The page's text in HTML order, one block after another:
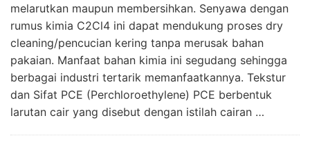
melarutkan maupun membersihkan. Senyawa dengan
rumus kimia C2Cl4 ini dapat mendukung proses dry
cleaning/pencucian kering tanpa merusak bahan
pakaian. Manfaat bahan kimia ini segudang sehingga
berbagai industri tertarik memanfaatkannya. Tekstur
dan Sifat PCE (Perchloroethylene) PCE berbentuk
larutan cair yang disebut dengan istilah cairan …